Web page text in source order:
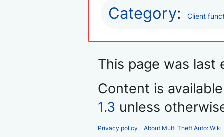
Category: Client
This page was last
Content is
1.3 unless
Privacy policy About Multi Theft Auto: Wiki